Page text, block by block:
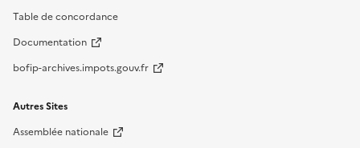
Table de concordance
Documentation
bofip-archives.impots.gouv.fr
Autres Sites
Assemblée nationale